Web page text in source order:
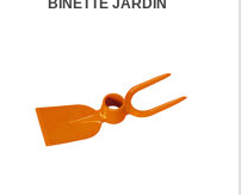
BINETTE JARDIN